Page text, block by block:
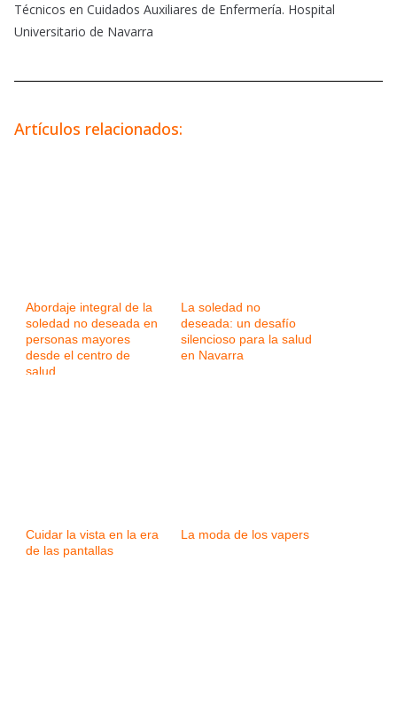
Técnicos en Cuidados Auxiliares de Enfermería. Hospital
Universitario de Navarra
Artículos relacionados:
Abordaje integral de la
soledad no deseada en
personas mayores
desde el centro de
salud
La soledad no
deseada: un desafío
silencioso para la salud
en Navarra
Cuidar la vista en la era
de las pantallas
La moda de los vapers